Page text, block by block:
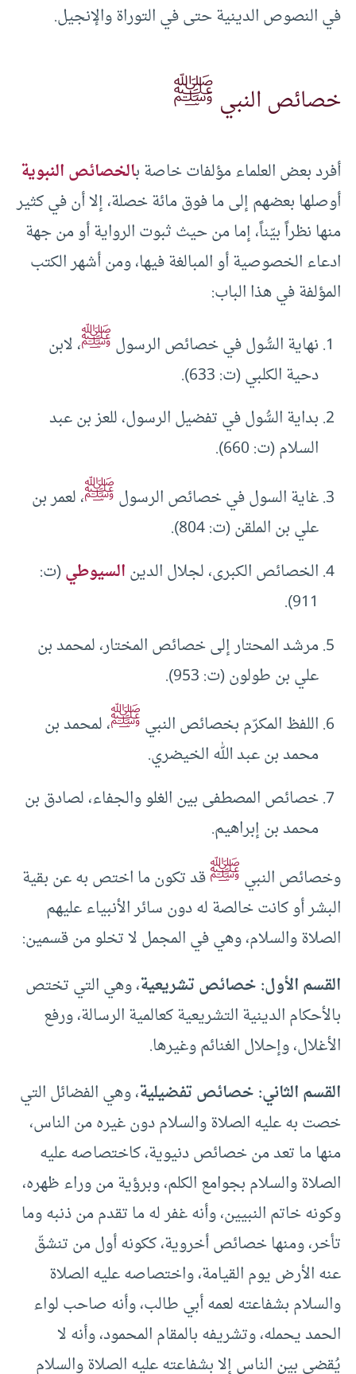
في النصوص الدينية حتى في التوراة والإنجيل.
خصائص النبي ﷺ
أفرد بعض العلماء مؤلفات خاصة بالخصائص النبوية
أوصلها بعضهم إلى ما فوق مائة خصلة، إلا أن في كثير
منها نظراً بيّناً، إما من حيث ثبوت الرواية أو من جهة
ادعاء الخصوصية أو المبالغة فيها، ومن أشهر الكتب
المؤلفة في هذا الباب:
نهاية السُّول في خصائص الرسولﷺ، لابن
دحية الكلبي (ت: 633).
بداية السُّول في تفضيل الرسول، للعز بن عبد
السلام (ت: 660).
غاية السول في خصائص الرسولﷺ، لعمر بن
علي بن الملقن (ت: 804).
الخصائص الكبرى، لجلال الدينالسيوطي(ت:
911).
مرشد المحتار إلى خصائص المختار، لمحمد بن
علي بن طولون (ت: 953).
اللفظ المكرّم بخصائص النبيﷺ، لمحمد بن
محمد بن عبد الله الخيضري.
خصائص المصطفى بين الغلو والجفاء، لصادق بن
محمد بن إبراهيم.
وخصائص النبيﷺقد تكون ما اختص به عن بقية
البشر أو كانت خالصة له دون سائر الأنبياء عليهم
الصلاة والسلام، وهي في المجمل لا تخلو من قسمين:
القسم الأول: خصائص تشريعية، وهي التي تختص
بالأحكام الدينية التشريعية كعالمية الرسالة، ورفع
الأغلال، وإحلال الغنائم وغيرها.
القسم الثاني: خصائص تفضيلية، وهي الفضائل التي
خصت به عليه الصلاة والسلام دون غيره من الناس،
منها ما تعد من خصائص دنيوية، كاختصاصه عليه
الصلاة والسلام بجوامع الكلم، وبرؤية من وراء ظهره،
وكونه خاتم النبيين، وأنه غفر له ما تقدم من ذنبه وما
تأخر، ومنها خصائص أخروية، ككونه أول من تنشقّ
عنه الأرض يوم القيامة، واختصاصه عليه الصلاة
والسلام بشفاعته لعمه أبي طالب، وأنه صاحب لواء
الحمد يحمله، وتشريفه بالمقام المحمود، وأنه لا
يُقضى بين الناس إلا بشفاعته عليه الصلاة والسلام